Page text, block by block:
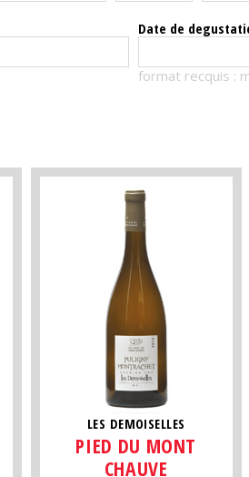
Date de
format recquis :
LES DEMOISELLES
PIED DU MONT
CHAUVE